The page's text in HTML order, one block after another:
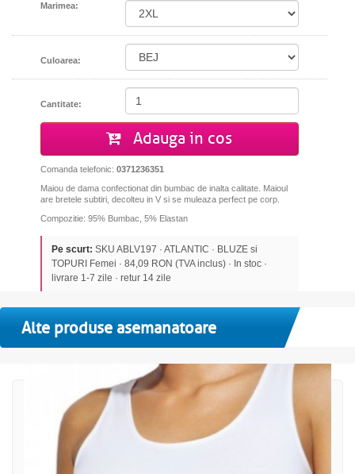
Marimea:
Culoarea:
Cantitate:
Adauga in cos
Comanda telefonic: 0371236351
Maiou de dama confectionat din bumbac de inalta calitate. Maioul
are bretele subtiri, decolteu in Vsi se muleaza perfect pe corp.
Compozitie: 95% Bumbac, 5% Elastan
Pe scurt: SKU ABLV197 · ATLANTIC · BLUZE si
TOPURI Femei · 84,09 RON (TVA inclus) · In stoc ·
livrare 1-7 zile · retur 14 zile
Alte produse asemanatoare